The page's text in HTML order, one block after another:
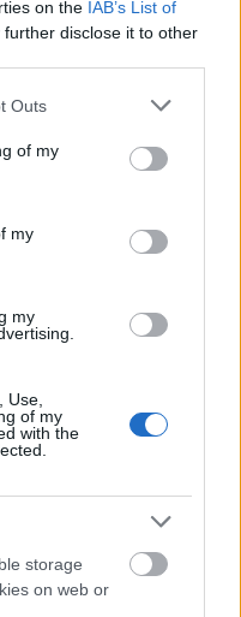
on the IAB’s List of
further disclose it to other
one or more Google
You may click to
its third-party tags to
in below Google
Outs
of my
my
my
Use,
of my
with the
storage
on web or
a
Ryoji Ikeda